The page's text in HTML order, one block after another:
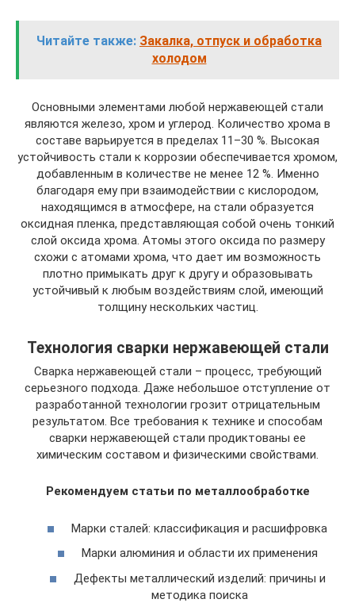
Читайте также: Закалка, отпуск и обработка
холодом
Основными элементами любой нержавеющей стали
являются железо, хром и углерод. Количество хрома в
составе варьируется в пределах 11–30 %. Высокая
устойчивость стали к коррозии обеспечивается хромом,
добавленным в количестве не менее 12 %. Именно
благодаря ему при взаимодействии с кислородом,
находящимся в атмосфере, на стали образуется
оксидная пленка, представляющая собой очень тонкий
слой оксида хрома. Атомы этого оксида по размеру
схожи с атомами хрома, что дает им возможность
плотно примыкать друг к другу и образовывать
устойчивый к любым воздействиям слой, имеющий
толщину нескольких частиц.
Технология сварки нержавеющей стали
Сварка нержавеющей стали – процесс, требующий
серьезного подхода. Даже небольшое отступление от
разработанной технологии грозит отрицательным
результатом. Все требования к технике и способам
сварки нержавеющей стали продиктованы ее
химическим составом и физическими свойствами.
Рекомендуем статьи по металлообработке
Марки сталей: классификация и расшифровка
Марки алюминия и области их применения
Дефекты металлический изделий: причины и
методика поиска